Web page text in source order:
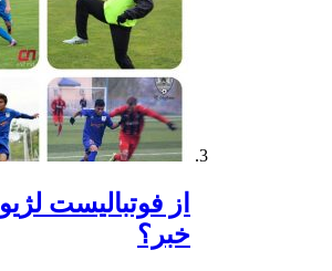
از فوتبالیست
خبر؟